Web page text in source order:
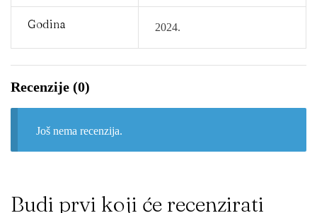
Godina 2024.
Recenzije (0)
Još nema recenzija.
Budi prvi koji će recenzirati